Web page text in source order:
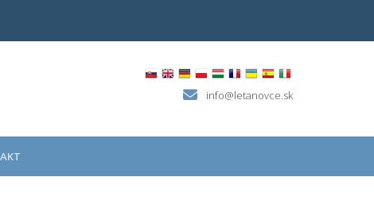
info@letanovce.sk